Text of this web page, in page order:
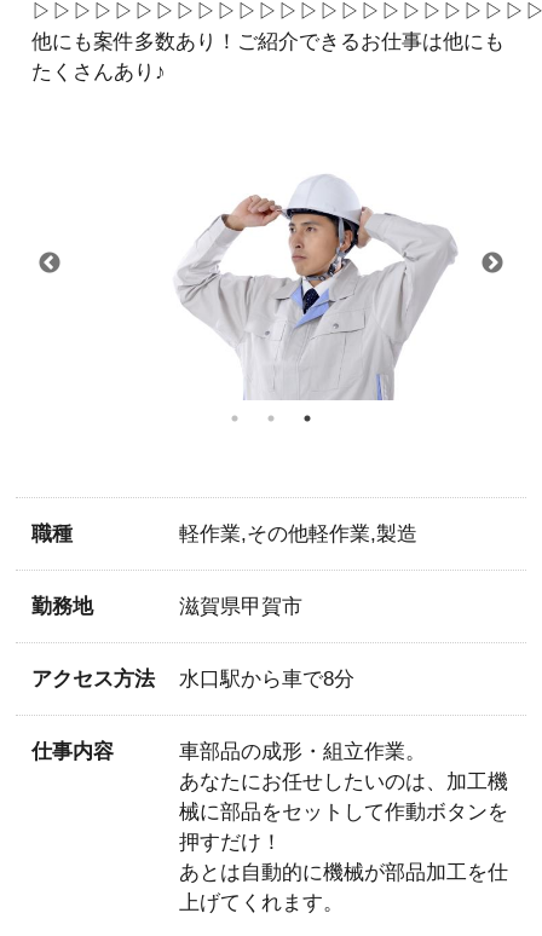
他にも案件多数あり！ご紹介できるお仕事は他にも
たくさんあり♪
職種 軽作業,その他軽作業,製造
勤務地 滋賀県甲賀市
アクセス方法 水口駅から車で8分
仕事内容
車部品の成形・組立作業。
あなたにお任せしたいのは、加工機
械に部品をセットして作動ボタンを
押すだけ！
あとは自動的に機械が部品加工を仕
上げてくれます。